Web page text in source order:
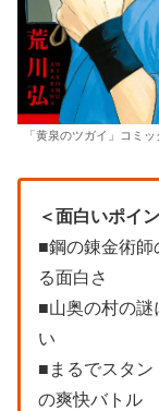
「黄泉のツガイ」コミッ
＜面白いポイ
■鋼の錬金術師
る面白さ
■山奥の村の謎
い
■まるでスタン
の爽快バトル